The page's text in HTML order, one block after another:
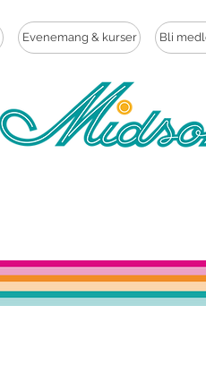
Evenemang & kurser Bli